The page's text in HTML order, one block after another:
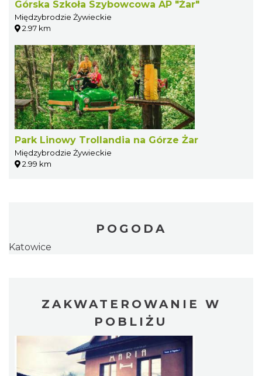
Górska Szkoła Szybowcowa AP "Żar"
Międzybrodzie Żywieckie
2.97 km
Park Linowy Trollandia na Górze Żar
Międzybrodzie Żywieckie
2.99 km
POGODA
Katowice
ZAKWATEROWANIE W
POBLIŻU